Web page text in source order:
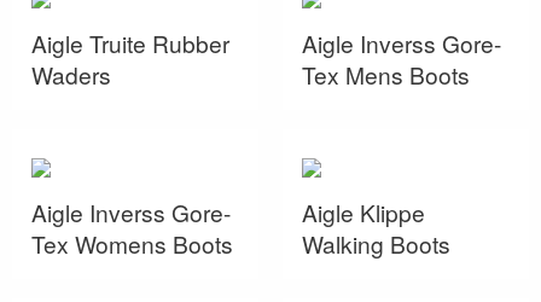
Aigle Truite Rubber
Waders
Aigle Inverss Gore-
Tex Mens Boots
Aigle Inverss Gore-
Tex Womens Boots
Aigle Klippe
Walking Boots